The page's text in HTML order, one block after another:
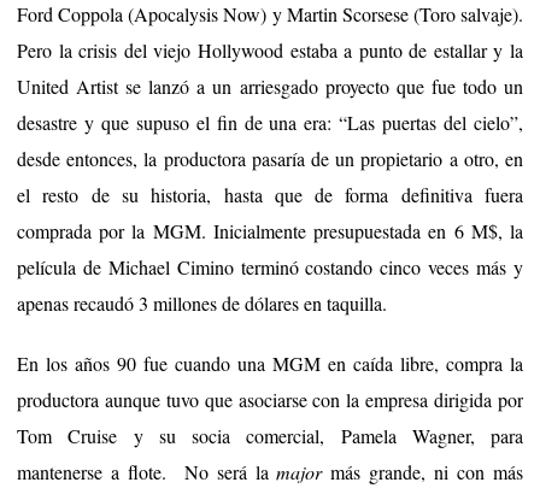
Ford Coppola (Apocalysis Now) y Martin Scorsese (Toro salvaje).
Pero la crisis del viejo Hollywood estaba a punto de estallar y la
United Artist se lanzó a un arriesgado proyecto que fue todo un
desastre y que supuso el fin de una era: “Las puertas del cielo”,
desde entonces, la productora pasaría de un propietario a otro, en
el resto de su historia, hasta que de forma definitiva fuera
comprada por la MGM. Inicialmente presupuestada en 6 M$, la
película de Michael Cimino terminó costando cinco veces más y
apenas recaudó 3 millones de dólares en taquilla.
En los años 90 fue cuando una MGM en caída libre, compra la
productora aunque tuvo que asociarse con la empresa dirigida por
Tom Cruise y su socia comercial, Pamela Wagner, para
mantenerse a flote. No será lamajormás grande, ni con más